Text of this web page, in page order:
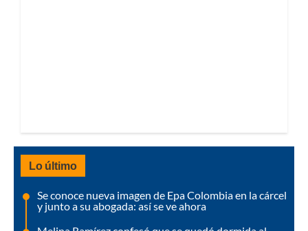
Lo último
Se conoce nueva imagen de Epa Colombia en la cárcel
y junto a su abogada: así se ve ahora